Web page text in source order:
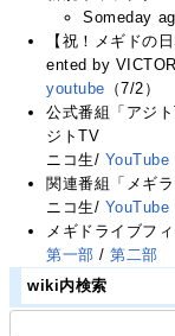
Someday
【祝！メギドの
ented by
youtube （7/2）
公式番組「アジ
ジトTV
ニコ生/ YouTube
関連番組「メギ
ニコ生/ YouTube
メギドライブフ
第一部 /第二部
wiki内検索